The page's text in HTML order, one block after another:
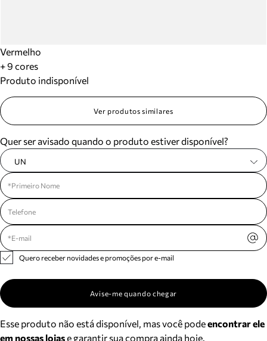
Vermelho
+ 9 cores
Produto indisponível
Ver produtos similares
Quer ser avisado quando o produto estiver disponível?
UN
Quero receber novidades e promoções por e-mail
Avise-me quando chegar
Esse produto não está disponível, mas você podeencontrar ele
em nossas lojase garantir sua compra ainda hoje.